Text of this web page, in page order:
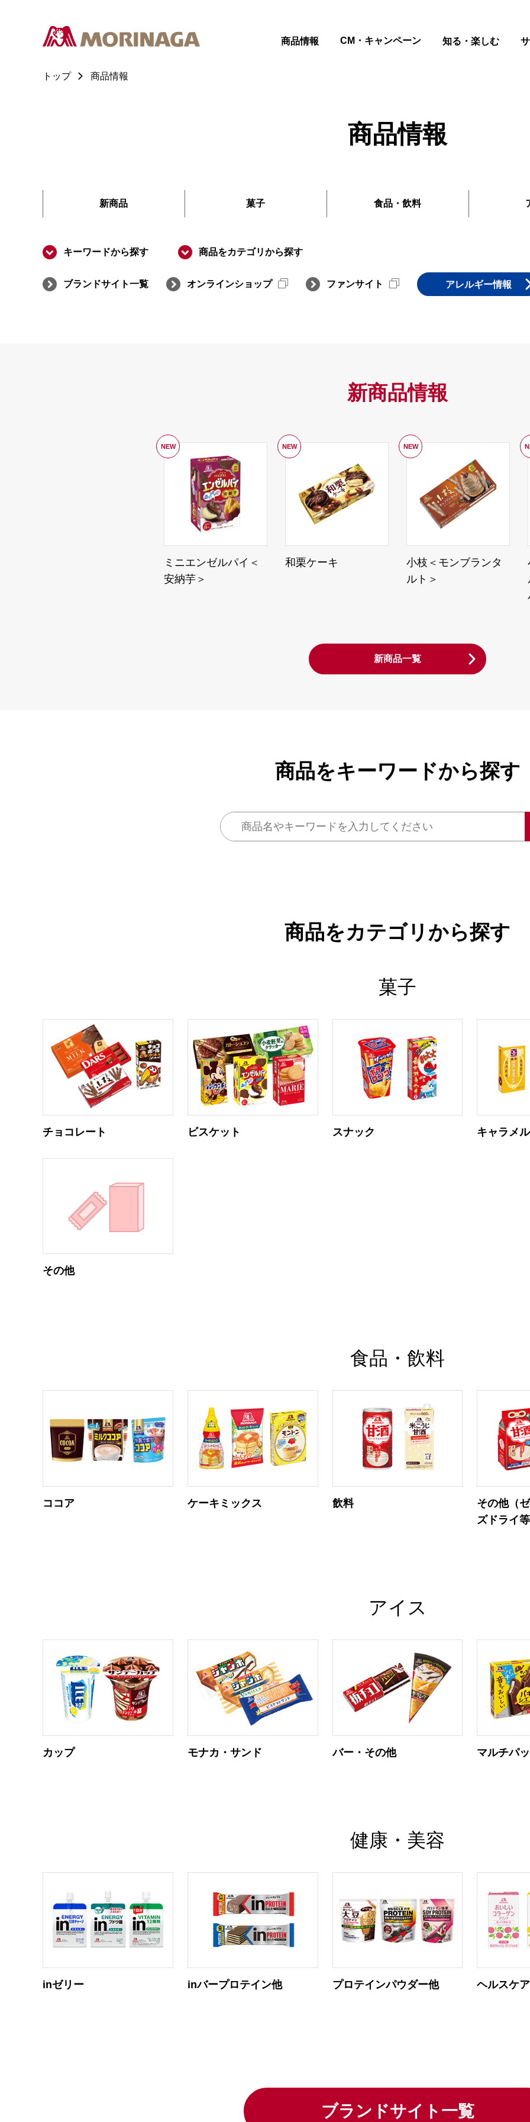
商品情報 CM・キャンペーン 知る・楽しむ
トップ 商品情報
商品情報
新商品 菓子 食品 ・ 飲料
キーワードから探す 商品をカテゴリから探す
ブランドサイト一覧 オンラインショップ ファンサイト アレルギー情報
新商品情報
NEW
ミニエンゼルパイ＜
安納芋＞
NEW
和栗ケーキ
NEW
小枝＜モンブランタ
ルト＞
新商品一覧
商品をキーワードから探す
商品をカテゴリから探す
菓子
チョコレート ビスケット スナック キャラメル
その他
食品・飲料
ココア ケーキミックス 飲料
その他（
ズドライ
アイス
カップ モナカ・サンド バー・その他 マルチパ
健康・美容
inゼリー inバープロテイン他 プロテインパウダー他 ヘルスケア
ブランドサイト一覧